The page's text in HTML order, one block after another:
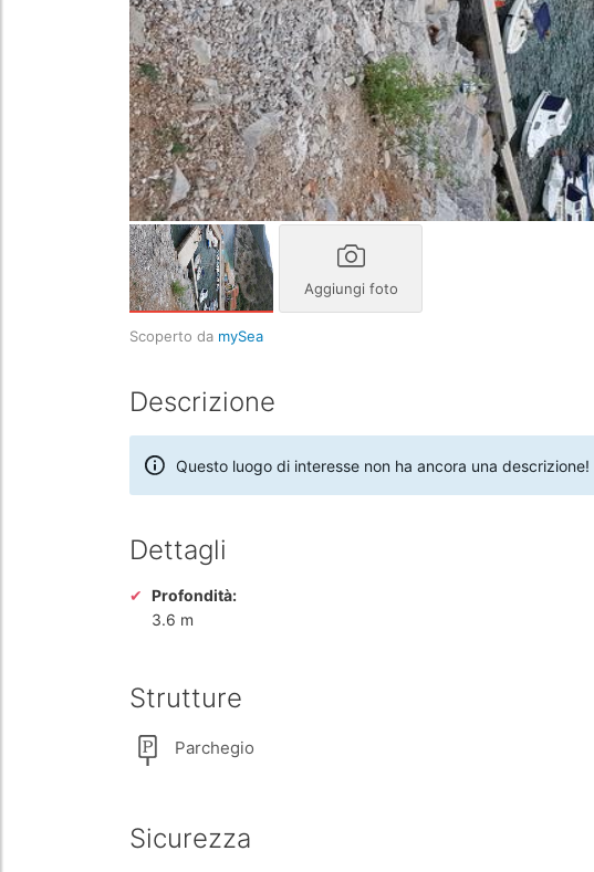
Aggiungi foto
Scoperto da mySea
Descrizione
Questo luogo di interesse non ha ancora una descrizione!
Dettagli
Profondità:
3.6 m
Strutture
Parchegio
Sicurezza